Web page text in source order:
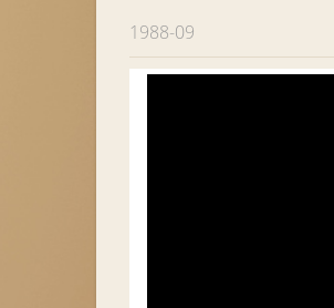
1988-09